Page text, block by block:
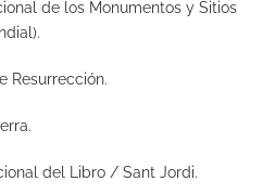
de los Monumentos y Sitios
Resurrección.
del Libro / Sant Jordi.